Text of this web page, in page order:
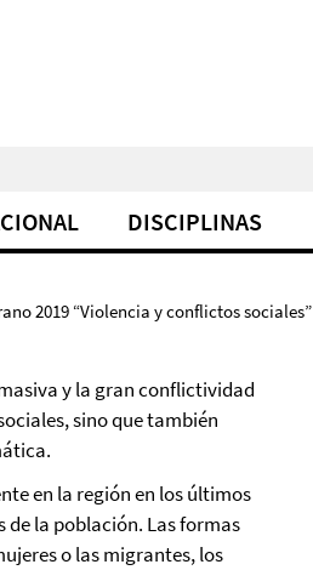
DISCIPLINAS
2019 “Violencia y conflictos sociales”
y la gran conflictividad
sino que también
en la región en los últimos
de la población. Las formas
o las migrantes, los